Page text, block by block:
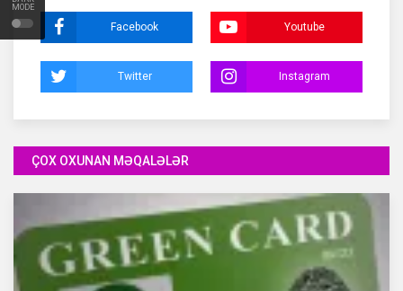
MODE
Facebook Youtube
Twitter Instagram
ÇOX OXUNAN MƏQALƏLƏR